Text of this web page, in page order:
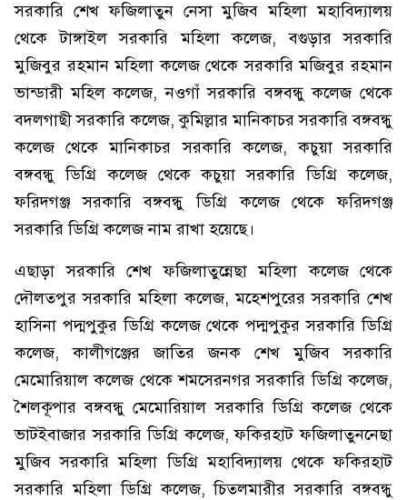
সরকারি শেখ ফজিলাতুন নেসা মুজিব মহিলা মহাবিদ্যালয়
থেকে টাঙ্গাইল সরকারি মহিলা কলেজ, বগুড়ার সরকারি
মুজিবুর রহমান মহিলা কলেজ থেকে সরকারি মজিবুর রহমান
ভান্ডারী মহিল কলেজ, নওগাঁ সরকারি বঙ্গবন্ধু কলেজ থেকে
বদলগাছী সরকারি কলেজ, কুমিল্লার মানিকাচর সরকারি বঙ্গবন্ধু
কলেজ থেকে মানিকাচর সরকারি কলেজ, কচুয়া সরকারি
বঙ্গবন্ধু ডিগ্রি কলেজ থেকে কচুয়া সরকারি ডিগ্রি কলেজ,
ফরিদগঞ্জ সরকারি বঙ্গবন্ধু ডিগ্রি কলেজ থেকে ফরিদগঞ্জ
সরকারি ডিগ্রি কলেজ নাম রাখা হয়েছে।
এছাড়া সরকারি শেখ ফজিলাতুন্নেছা মহিলা কলেজ থেকে
দৌলতপুর সরকারি মহিলা কলেজ, মহেশপুরের সরকারি শেখ
হাসিনা পদ্মপুকুর ডিগ্রি কলেজ থেকে পদ্মপুকুর সরকারি ডিগ্রি
কলেজ, কালীগঞ্জের জাতির জনক শেখ মুজিব সরকারি
মেমোরিয়াল কলেজ থেকে শমসেরনগর সরকারি ডিগ্রি কলেজ,
শৈলকূপার বঙ্গবন্ধু মেমোরিয়াল সরকারি ডিগ্রি কলেজ থেকে
ভাটইবাজার সরকারি ডিগ্রি কলেজ, ফকিরহাট ফজিলাতুননেছা
মুজিব সরকারি মহিলা ডিগ্রি মহাবিদ্যালয় থেকে ফকিরহাট
সরকারি মহিলা ডিগ্রি কলেজ, চিতলমারীর সরকারি বঙ্গবন্ধু